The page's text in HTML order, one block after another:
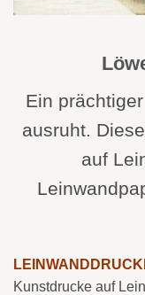
Ein
ausruht.
auf
Kunstdrucke auf